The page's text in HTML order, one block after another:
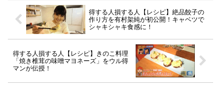
得する人損する人【レシピ】絶品餃子の
作り方を有村架純が初公開！キャベツで
シャキシャキ食感に！
得する人損する人【レシピ】きのこ料理
「焼き椎茸の味噌マヨネーズ」をウル得
マンが伝授！